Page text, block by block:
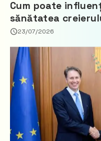
Cum poate
sănătatea
23/07/2026